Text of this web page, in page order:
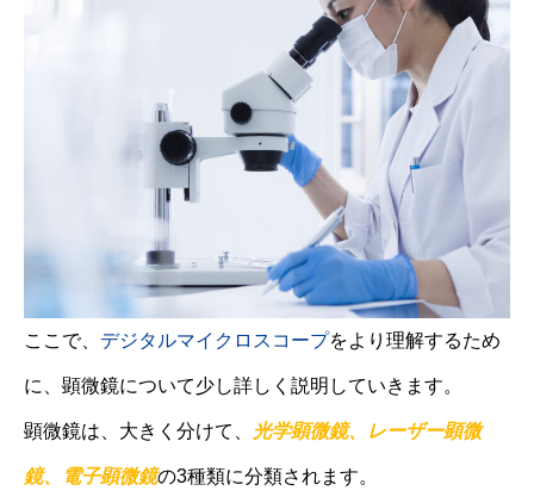
ここで、 デジタルマイクロスコープをより理解するため
に、顕微鏡について少し詳しく説明していきます。
顕微鏡は、大きく分けて、 光学顕微鏡、レーザー顕微
鏡、電子顕微鏡の3種類に分類されます。